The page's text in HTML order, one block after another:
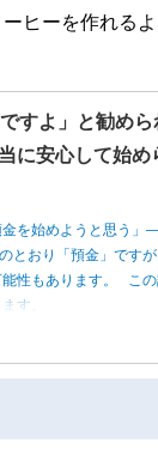
ヒーを作れる
すよ」と勧めら
に安心して始
金を始めようと思う
とおり「預金」です
性もあります。 こ
す。